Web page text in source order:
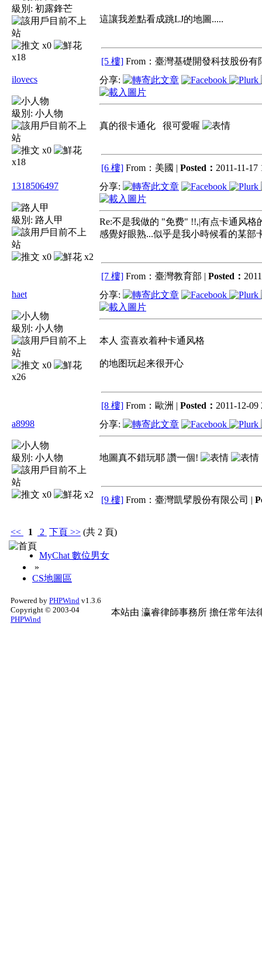
級別: 初露鋒芒
x0
x18
這讓我差點看成跳LJ的地圖.....
[5 樓] From：臺灣基礎開發科技股份有
ilovecs
級別: 小人物
x0
x18
分享:
真的很卡通化 很可愛喔
[6 樓] From：美國 | Posted： 2011-11-17
1318506497
級別: 路人甲
x0 x2
分享:
Re:不是我做的 "免费" !!,|有点卡通风格
感覺好眼熟...似乎是我小時候看的某部
[7 樓] From：臺灣教育部 | Posted：
haet
級別: 小人物
x0
x26
分享:
本人 蛮喜欢着种卡通风格
的地图玩起来很开心
[8 樓] From：歐洲 | Posted： 2011-12-09
a8998
級別: 小人物
x0 x2
分享:
地圖真不錯玩耶 讚一個!
[9 樓] From：臺灣凱擘股份有限公司 |
<< 1 2 下頁 >> (共 2 頁)
MyChat 數位男女
»
CS地圖區
Powered by PHPWind v1.3.6
Copyright © 2003-04
PHPWind
本站由 瀛睿律師事務所 擔任常年法